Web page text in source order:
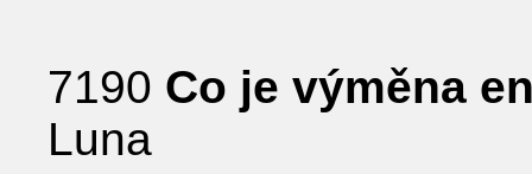
7190 Co je výměna
Luna